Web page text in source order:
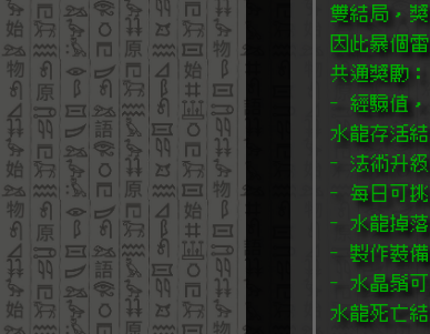
雙結局，
因此暴個
共通獎勵：
- 經驗值
水龍存活結
- 法術升
- 每日可
- 水龍掉
- 製作裝
- 水晶鬚可
水龍死亡結